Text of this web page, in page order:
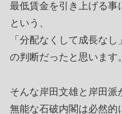
最低賃金を引き上げる事
という、
「分配なくして成長な
の判断だったと思います。
そんな岸田文雄と岸田派
無能な石破内閣は必然的